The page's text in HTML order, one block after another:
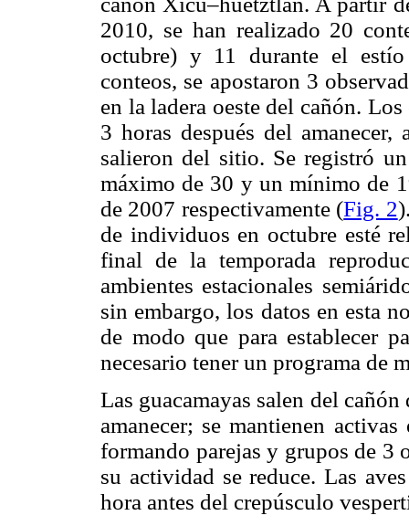
2010, se han realizado 20
octubre) y 11 durante el
conteos, se apostaron 3
en la ladera oeste del cañón.
3 horas después del
salieron del sitio. Se registró
máximo de 30 y un mínimo de
de 2007 respectivamente (Fig. 2
de individuos en octubre esté
final de la temporada
ambientes estacionales
sin embargo, los datos en esta
de modo que para establecer
necesario tener un programa de
Las guacamayas salen del
amanecer; se mantienen
formando parejas y grupos de 3
su actividad se reduce. Las
hora antes del crepúsculo